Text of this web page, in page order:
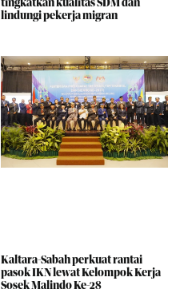
lindungi pekerja migran
Kaltara-Sabah perkuat rantai
pasok IKN lewat Kelompok Kerja
Sosek Malindo Ke-28